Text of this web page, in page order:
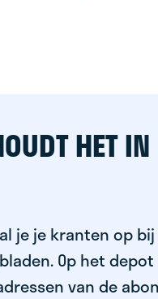
HET IN
je je kranten op
Op het
van de